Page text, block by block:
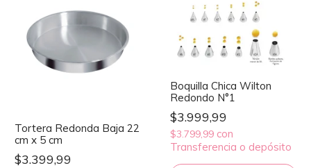
Tortera Redonda Baja 22
cm x 5 cm
$3.399,99
Boquilla Chica Wilton
Redondo N°1
$3.999,99
$3.799,99 con
Transferencia o depósito